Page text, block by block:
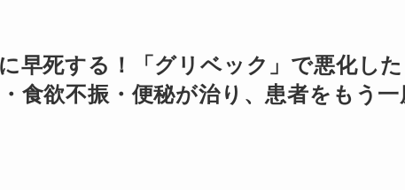
早死する！「グリベック」で悪化した
食欲不振・便秘が治り、患者をもう一